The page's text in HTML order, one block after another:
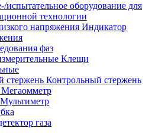
испытательное оборудование для
технологии
Индикатор
фаз
Клещи
Контрольный стержень
Мегаомметр
Мультиметр
газа